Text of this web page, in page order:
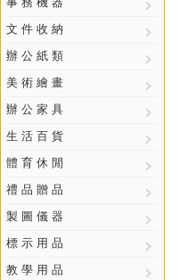
文 件 收 納
辦 公 紙 類
美 術 繪 畫
辦 公 家 具
生 活 百 貨
體 育 休 閒
禮 品 贈 品
製 圖 儀 器
標 示 用 品
教 學 用 品